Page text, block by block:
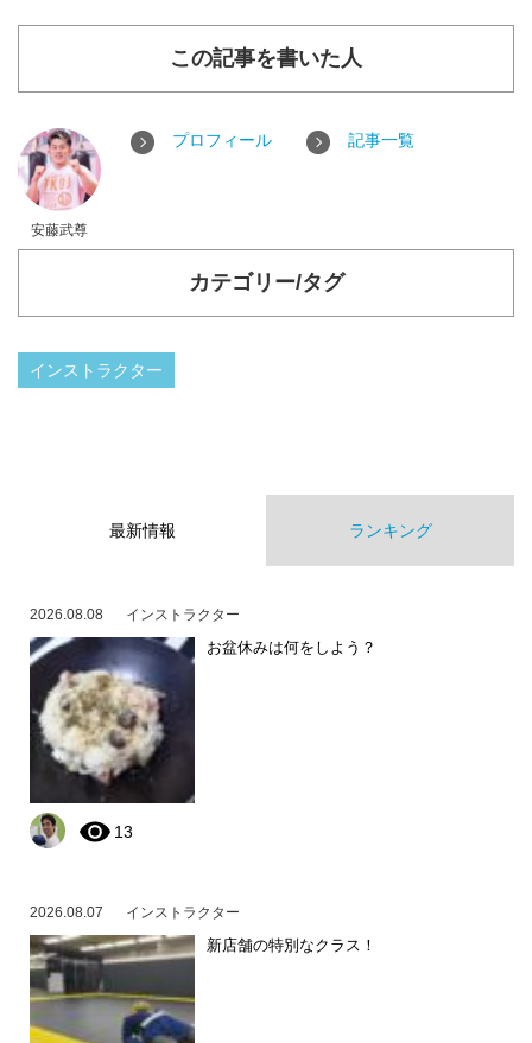
この記事を書いた人
安藤武尊
プロフィール 記事一覧
カテゴリー/タグ
インストラクター
最新情報 ランキング
2026.08.08 インストラクター
お盆休みは何をしよう？
13
2026.08.07 インストラクター
新店舗の特別なクラス！